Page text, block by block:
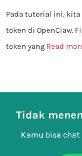
Pada tutorial ini, kita
token di OpenClaw.
token yang Read
Tidak
Kamu bisa